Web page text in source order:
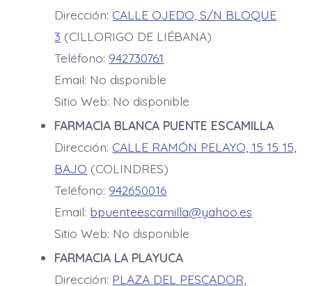
Dirección: CALLE OJEDO, S/N BLOQUE
3 (CILLORIGO DE LIÉBANA)
Teléfono: 942730761
Email: No disponible
Sitio Web: No disponible
FARMACIA BLANCA PUENTE ESCAMILLA
Dirección: CALLE RAMÓN PELAYO, 15 15 15,
BAJO (COLINDRES)
Teléfono: 942650016
Email: bpuenteescamilla@yahoo.es
Sitio Web: No disponible
FARMACIA LA PLAYUCA
Dirección: PLAZA DEL PESCADOR,